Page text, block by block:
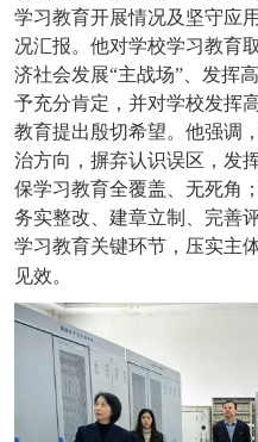
学习教育开展情况及坚守应
况汇报。他对学校学习教育
济社会发展“主战场”、发挥
予充分肯定，并对学校发挥
教育提出殷切希望。他强调
治方向，摒弃认识误区，发
保学习教育全覆盖、无死角
务实整改、建章立制、完善
学习教育关键环节，压实主
见效。